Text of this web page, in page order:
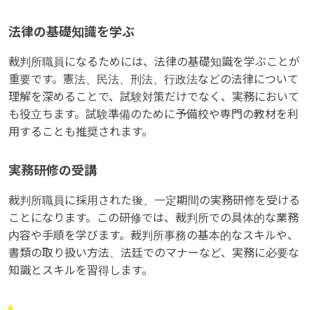
法律の基礎知識を学ぶ
裁判所職員になるためには、法律の基礎知識を学ぶことが
重要です。憲法、民法、刑法、行政法などの法律について
理解を深めることで、試験対策だけでなく、実務において
も役立ちます。試験準備のために予備校や専門の教材を利
用することも推奨されます。
実務研修の受講
裁判所職員に採用された後、一定期間の実務研修を受ける
ことになります。この研修では、裁判所での具体的な業務
内容や手順を学びます。裁判所事務の基本的なスキルや、
書類の取り扱い方法、法廷でのマナーなど、実務に必要な
知識とスキルを習得します。